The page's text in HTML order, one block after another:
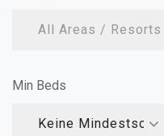
All Areas / Resorts
Min Beds
Keine